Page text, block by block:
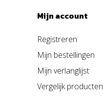
Mijn account
Registreren
Mijn bestellingen
Mijn verlanglijst
Vergelijk producten